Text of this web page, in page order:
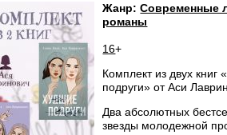
Жанр:Современные
романы
16+
Комплект из двух
подруги» от Аси
Два абсолютных
звезды молодежной